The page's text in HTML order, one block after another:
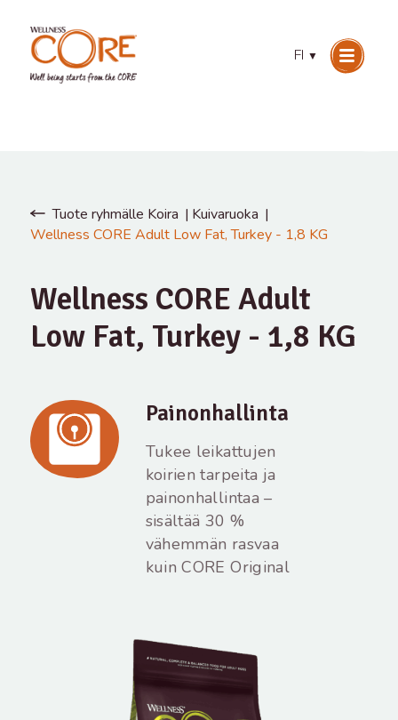
FI ▼
Tuote ryhmälle Koira
Kuivaruoka
Wellness CORE Adult Low Fat, Turkey - 1,8 KG
Wellness CORE Adult
Low Fat, Turkey - 1,8 KG
Painonhallinta
Tukee leikattujen
koirien tarpeita ja
painonhallintaa –
sisältää 30 %
vähemmän rasvaa
kuin CORE Original